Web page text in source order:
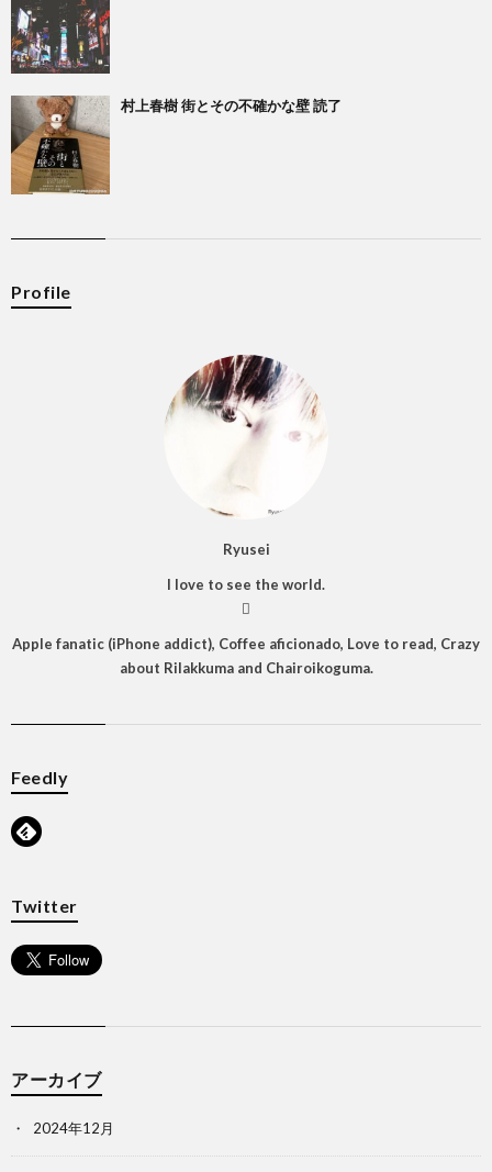
村上春樹 街とその不確かな壁 読了
Profile
Ryusei
I love to see the world.

Apple fanatic (iPhone addict), Coffee aficionado, Love to read, Crazy
about Rilakkuma and Chairoikoguma.
Feedly
Twitter
アーカイブ
2024年12月